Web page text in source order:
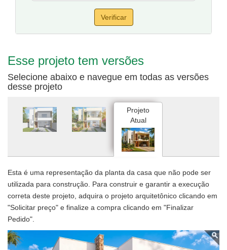
Verificar
Esse projeto tem versões
Selecione abaixo e navegue em todas as versões
desse projeto
Projeto
Atual
Esta é uma representação da planta da casa que não pode ser
utilizada para construção. Para construir e garantir a execução
correta deste projeto, adquira o projeto arquitetônico clicando em
"Solicitar preço" e finalize a compra clicando em "Finalizar
Pedido".